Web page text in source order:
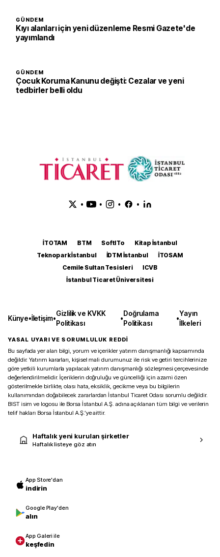
GÜNDEM
Kıyı alanları için yeni düzenleme Resmi Gazete'de
yayımlandı
GÜNDEM
Çocuk Koruma Kanunu değişti: Cezalar ve yeni
tedbirler belli oldu
• • • •
İTOTAM BTM SoftITo
Kitap İstanbul
Teknopark İstanbul
İDTM İstanbul
İTOSAM
Cemile Sultan Tesisleri
ICVB
İstanbul Ticaret Üniversitesi
Künye•İletişim•
Gizlilik ve KVKK
Politikası
•
Doğrulama
Politikası
•
Yayın
İlkeleri
YASAL UYARI VE SORUMLULUK REDDİ
Bu sayfada yer alan bilgi, yorum ve içerikler yatırım danışmanlığı kapsamında
değildir. Yatırım kararları, kişisel mali durumunuz ile risk ve getiri tercihlerinize
göre yetkili kurumlarla yapılacak yatırım danışmanlığı sözleşmesi çerçevesinde
değerlendirilmelidir. İçeriklerin doğruluğu ve güncelliği için azami özen
gösterilmekle birlikte, olası hata, eksiklik, gecikme veya bu bilgilerin
kullanımından doğabilecek zararlardan İstanbul Ticaret Odası sorumlu değildir.
BIST isim ve logosu ile Borsa İstanbul A.Ş. adına açıklanan tüm bilgi ve verilerin
telif hakları Borsa İstanbul A.Ş.’ye aittir.
Haftalık yeni kurulan şirketler
Haftalık listeye göz atın
App Store'dan
indirin
Google Play'den
alın
App Galeri ile
keşfedin